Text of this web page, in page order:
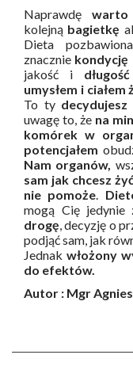
Naprawdę warto
kolejną bagietkę
Dieta
znacznie kondycję
jakość i
umysłem i ciałem
To ty
uwagę to, że na
komórek w
potencjałem
Nam organów,
sam jak chcesz
nie pomoże.
mogą Cię jedynie
drogę, decyzję o
podjąć sam, jak
Jednak włożony
do efektów.
Autor : Mgr